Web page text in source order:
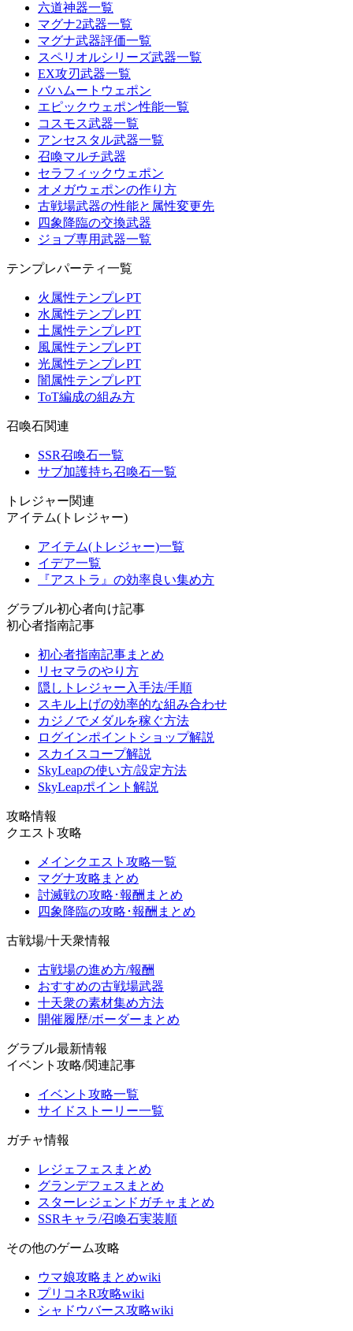
六道神器一覧
マグナ2武器一覧
マグナ武器評価一覧
スペリオルシリーズ武器一覧
EX攻刃武器一覧
バハムートウェポン
エピックウェポン性能一覧
コスモス武器一覧
アンセスタル武器一覧
召喚マルチ武器
セラフィックウェポン
オメガウェポンの作り方
古戦場武器の性能と属性変更先
四象降臨の交換武器
ジョブ専用武器一覧
テンプレパーティ一覧
火属性テンプレPT
水属性テンプレPT
土属性テンプレPT
風属性テンプレPT
光属性テンプレPT
闇属性テンプレPT
ToT編成の組み方
召喚石関連
SSR召喚石一覧
サブ加護持ち召喚石一覧
トレジャー関連
アイテム(トレジャー)
アイテム(トレジャー)一覧
イデア一覧
『アストラ』の効率良い集め方
グラブル初心者向け記事
初心者指南記事
初心者指南記事まとめ
リセマラのやり方
隠しトレジャー入手法/手順
スキル上げの効率的な組み合わせ
カジノでメダルを稼ぐ方法
ログインポイントショップ解説
スカイスコープ解説
SkyLeapの使い方/設定方法
SkyLeapポイント解説
攻略情報
クエスト攻略
メインクエスト攻略一覧
マグナ攻略まとめ
討滅戦の攻略･報酬まとめ
四象降臨の攻略･報酬まとめ
古戦場/十天衆情報
古戦場の進め方/報酬
おすすめの古戦場武器
十天衆の素材集め方法
開催履歴/ボーダーまとめ
グラブル最新情報
イベント攻略/関連記事
イベント攻略一覧
サイドストーリー一覧
ガチャ情報
レジェフェスまとめ
グランデフェスまとめ
スターレジェンドガチャまとめ
SSRキャラ/召喚石実装順
その他のゲーム攻略
ウマ娘攻略まとめwiki
プリコネR攻略wiki
シャドウバース攻略wiki